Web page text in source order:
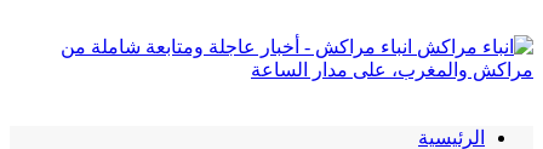
انباء مراكش - أخبار عاجلة ومتابعة شاملة من
مراكش والمغرب، على مدار الساعة
الرئيسية